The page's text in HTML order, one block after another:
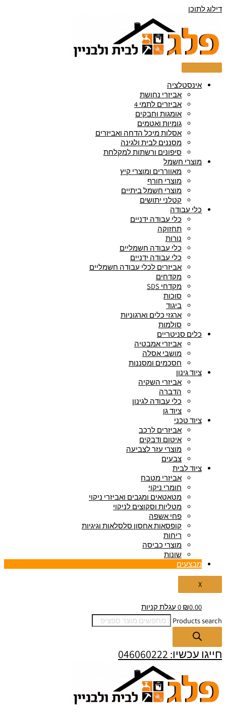
דילוג לתוכן
אינסטלציה
אביזרי נחושת
אביזרים לתמי 4
אומגות וחבקים
גומיות ואטמים
אסלות מיכל הדחה ואביזרים
מסננים לבית ולגינה
סיפונים ורשתות למקלחת
מוצרי חשמל
מאווררים ומוצרי קיץ
מוצרי חורף
מוצרי חשמל ביתיים
קטלני יתושים
כלי עבודה
כלי עבודה ידניים
תחזוקה
נורות
כלי עבודה חשמליים
כלי עבודה ידניים
אביזרים לכלי עבודה חשמליים
מקדחים
מקדחי SDS
סוכות
ביגוד
ארגזי כלים וארגוניות
סולמות
כלים סניטריים
אביזרי אמבטיה
מושבי אסלה
חסכמים ומסננות
ציוד גינון
אביזרי השקיה
הדברה
כלי עבודה לגינון
ציוד גן
ציוד טכני
אביזרים לרכב
איטום ודבקים
מוצרי עזר לצביעה
צבעים
ציוד לבית
אביזרי מטבח
חומרי ניקוי
מטאטאים ומגבים ואביזרי ניקוי
מטליות וסקוצים לניקוי
פחי אשפה
קופסאות אחסון סלסלאות וגיגיות
ריחות
מוצרי כביסה
שונות
מבצעים
X
₪0.00
0 עגלת קניות
Products search
חייגו עכשיו: 046060222